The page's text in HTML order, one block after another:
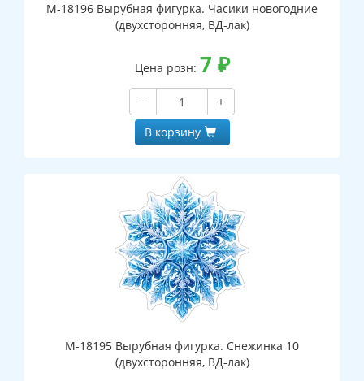
М-18196 Вырубная фигурка. Часики новогодние
(двухсторонняя, ВД-лак)
Цена розн: 7 ₽
−
+
В корзину
М-18195 Вырубная фигурка. Снежинка 10
(двухсторонняя, ВД-лак)